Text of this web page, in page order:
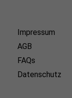
Impressum
AGB
FAQs
Datenschutz